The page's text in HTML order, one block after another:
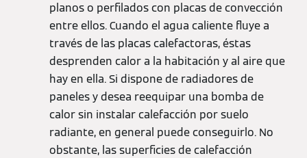
planos o perfilados con placas de convección
entre ellos. Cuando el agua caliente fluye a
través de las placas calefactoras, éstas
desprenden calor a la habitación y al aire que
hay en ella. Si dispone de radiadores de
paneles y desea reequipar una bomba de
calor sin instalar calefacción por suelo
radiante, en general puede conseguirlo. No
obstante, las superficies de calefacción